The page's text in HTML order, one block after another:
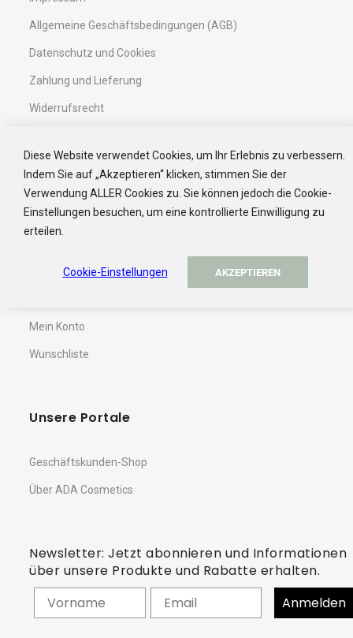
Allgemeine Geschäftsbedingungen (AGB)
Datenschutz und Cookies
Zahlung und Lieferung
Widerrufsrecht
Black Friday
Service
Kontakt
Mein Konto
Wunschliste
Unsere Portale
Geschäftskunden-Shop
Über ADA Cosmetics
Newsletter: Jetzt abonnieren und Informationen
über unsere Produkte und Rabatte erhalten.
Vorname
Anmelden
Diese Website verwendet Cookies, um Ihr Erlebnis zu verbessern.
Indem Sie auf „Akzeptieren“ klicken, stimmen Sie der
Verwendung ALLER Cookies zu. Sie können jedoch die Cookie-
Einstellungen besuchen, um eine kontrollierte Einwilligung zu
erteilen.
Cookie-Einstellungen AKZEPTIEREN